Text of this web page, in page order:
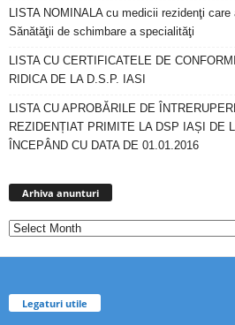
LISTA NOMINALA cu medicii rezidenţi care
Sănătăţii de schimbare a specialităţi
LISTA CU CERTIFICATELE DE
RIDICA DE LA D.S.P. IASI
LISTA CU APROBĂRILE DE
REZIDENȚIAT PRIMITE LA DSP IAȘI DE
ÎNCEPÂND CU DATA DE 01.01.2016
Arhiva anunturi
Legaturi utile